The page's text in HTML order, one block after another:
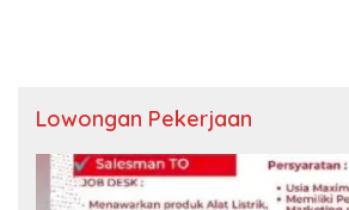
Lowongan Pekerjaan